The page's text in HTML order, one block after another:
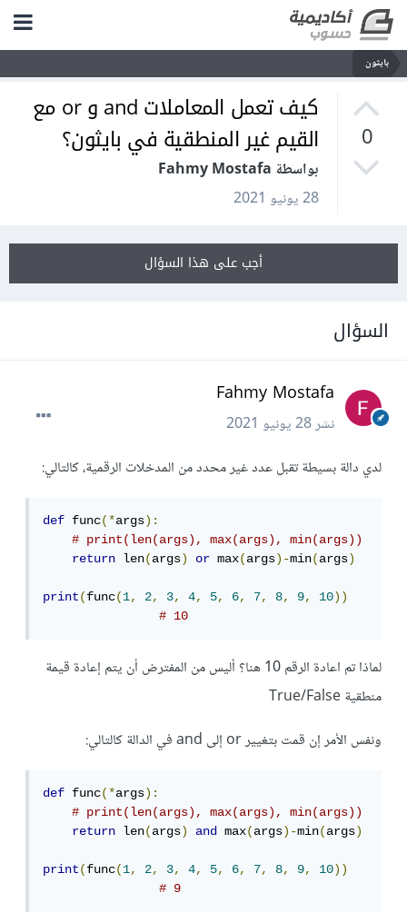
بايثون
0
كيف تعمل المعاملات and و or مع
القيم غير المنطقية في بايثون؟
بواسطة Fahmy Mostafa
28 يونيو 2021
أجب على هذا السؤال
السؤال
Fahmy Mostafa
نشر28 يونيو 2021
لدي دالة بسيطة تقبل عدد غير محدد من المدخلات الرقمية، كالتالي:
def func(*args):
# print(len(args), max(args), min(args))
return len(args) or max(args)-min(args)
print(func(1, 2, 3, 4, 5, 6, 7, 8, 9, 10))
# 10
لماذا تم اعادة الرقم 10 هنا؟ أليس من المفترض أن يتم إعادة قيمة
منطقية True/False
ونفس الأمر إن قمت بتغيير or إلى and في الدالة كالتالي:
def func(*args):
# print(len(args), max(args), min(args))
return len(args) and max(args)-min(args)
print(func(1, 2, 3, 4, 5, 6, 7, 8, 9, 10))
# 9